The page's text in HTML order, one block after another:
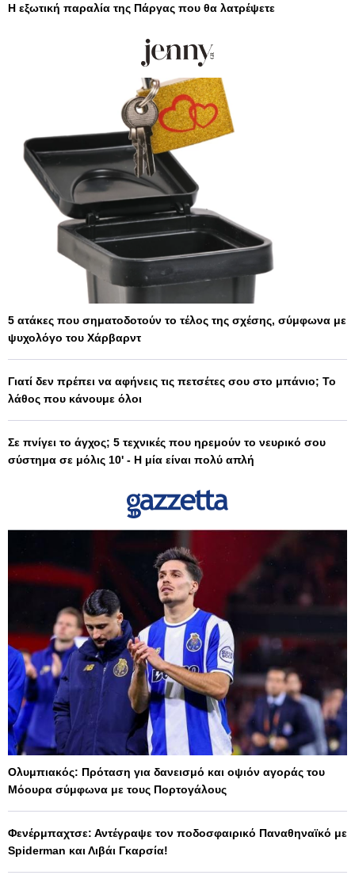
Η εξωτική παραλία της Πάργας που θα λατρέψετε
5 ατάκες που σηματοδοτούν το τέλος της σχέσης, σύμφωνα με
ψυχολόγο του Χάρβαρντ
Γιατί δεν πρέπει να αφήνεις τις πετσέτες σου στο μπάνιο; Το
λάθος που κάνουμε όλοι
Σε πνίγει το άγχος; 5 τεχνικές που ηρεμούν το νευρικό σου
σύστημα σε μόλις 10' - Η μία είναι πολύ απλή
Ολυμπιακός: Πρόταση για δανεισμό και οψιόν αγοράς του
Μόουρα σύμφωνα με τους Πορτογάλους
Φενέρμπαχτσε: Αντέγραψε τον ποδοσφαιρικό Παναθηναϊκό με
Spiderman και Λιβάι Γκαρσία!